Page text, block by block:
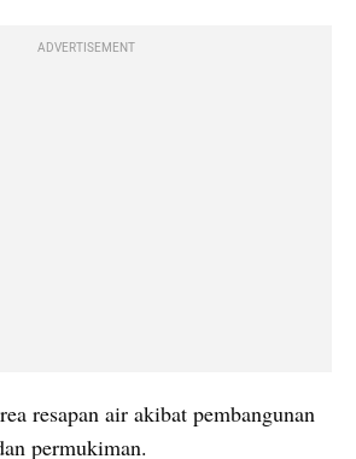
ADVERTISEMENT
resapan air akibat pembangunan
permukiman.